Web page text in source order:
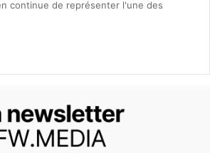
continue de représenter l'une des